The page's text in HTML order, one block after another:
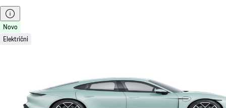
Novo
Električni